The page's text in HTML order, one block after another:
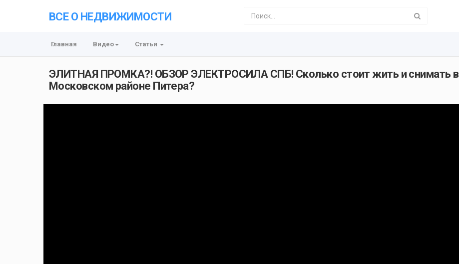
ВСЕ О НЕДВИЖИМОСТИ
Главная Видео Статьи
ЭЛИТНАЯ ПРОМКА?! ОБЗОР ЭЛЕКТРОСИЛА СПБ! Сколько стоит жить и снимать в
Московском районе Питера?